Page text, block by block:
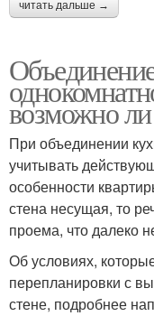
читать дальше →
возможно
При объединении
учитывать
особенности
стена несущая, то
проема, что далеко
Об условиях,
перепланировки с
стене, подробнее